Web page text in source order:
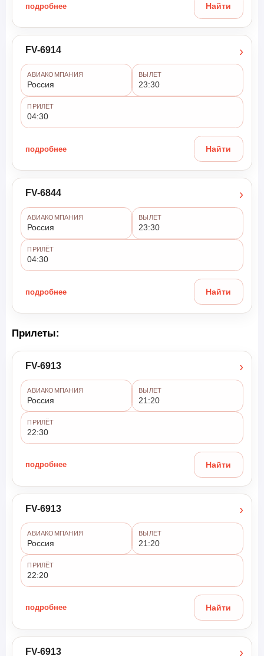
подробнее Найти
FV-6914 ›
АВИАКОМПАНИЯ
Россия
ВЫЛЕТ
23:30
ПРИЛЁТ
04:30
подробнее Найти
FV-6844 ›
АВИАКОМПАНИЯ
Россия
ВЫЛЕТ
23:30
ПРИЛЁТ
04:30
подробнее Найти
Прилеты:
FV-6913 ›
АВИАКОМПАНИЯ
Россия
ВЫЛЕТ
21:20
ПРИЛЁТ
22:30
подробнее Найти
FV-6913 ›
АВИАКОМПАНИЯ
Россия
ВЫЛЕТ
21:20
ПРИЛЁТ
22:20
подробнее Найти
FV-6913 ›